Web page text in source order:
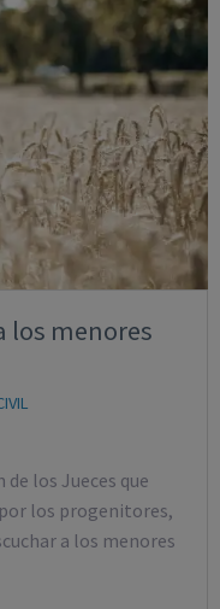
los menores
los Jueces que
los progenitores,
a los menores